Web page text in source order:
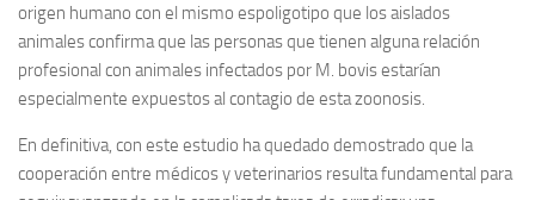
origen humano con el mismo espoligotipo que los aislados
animales confirma que las personas que tienen alguna relación
profesional con animales infectados por M. bovis estarían
especialmente expuestos al contagio de esta zoonosis.
En definitiva, con este estudio ha quedado demostrado que la
cooperación entre médicos y veterinarios resulta fundamental para